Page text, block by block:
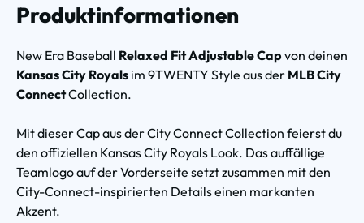
Produktinformationen
New Era Baseball Relaxed Fit Adjustable Cap von deinen
Kansas City Royals im 9TWENTY Style aus der MLB City
ConnectCollection.
Mit dieser Cap aus der City Connect Collection feierst du
den offiziellen Kansas City Royals Look. Das auffällige
Teamlogo auf der Vorderseite setzt zusammen mit den
City-Connect-inspirierten Details einen markanten
Akzent.